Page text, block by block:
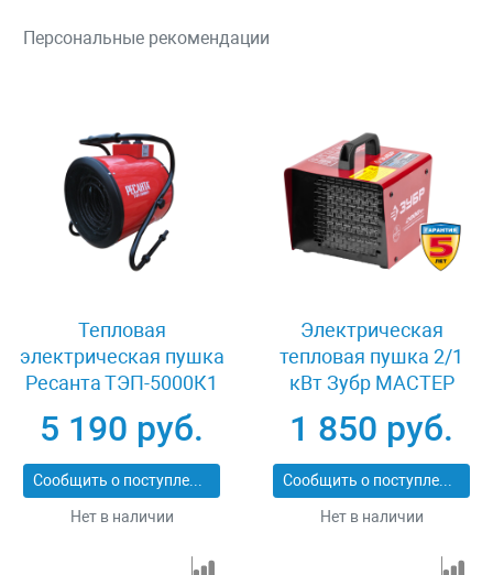
Персональные рекомендации
Тепловая
электрическая пушка
Ресанта ТЭП-5000К1
5 190 руб.
Сообщить о поступлении
Нет в наличии
Электрическая
тепловая пушка 2/1
кВт Зубр МАСТЕР
1 850 руб.
Сообщить о поступлении
Нет в наличии